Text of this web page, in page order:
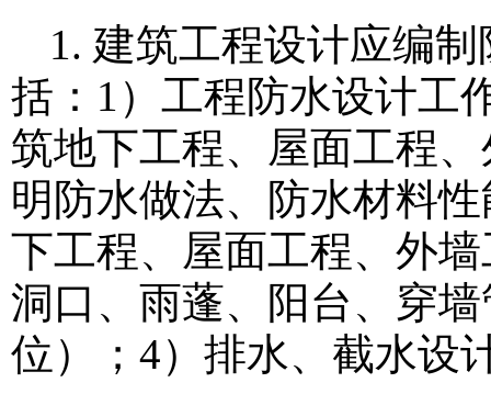
1. 建筑工程设计应编
括：1）工程防水设计工
筑地下工程、屋面工程
明防水做法、防水材料
下工程、屋面工程、外
洞口、雨蓬、阳台、穿
位）；4）排水、截水设